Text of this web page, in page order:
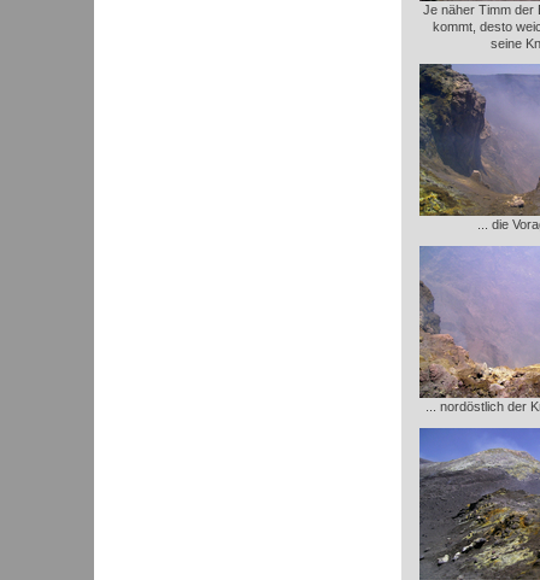
Je näher Timm der
kommt, desto
seine
... die
... nordöstlich der